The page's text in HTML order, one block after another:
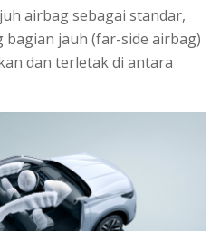
airbag sebagai standar,
jauh (far-side airbag)
dan terletak di antara